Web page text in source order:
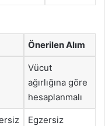
Önerilen Alım
Vücut
ağırlığına göre
hesaplanmalı
Egzersiz